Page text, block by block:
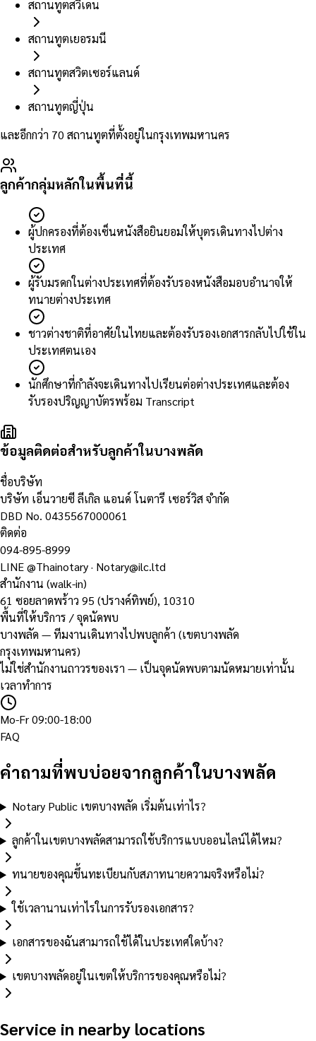
สถานทูตสวีเดน
สถานทูตเยอรมนี
สถานทูตสวิตเซอร์แลนด์
สถานทูตญี่ปุ่น
และอีกกว่า 70 สถานทูตที่ตั้งอยู่ในกรุงเทพมหานคร
ลูกค้ากลุ่มหลักในพื้นที่นี้
ผู้ปกครองที่ต้องเซ็นหนังสือยินยอมให้บุตรเดินทางไปต่าง
ประเทศ
ผู้รับมรดกในต่างประเทศที่ต้องรับรองหนังสือมอบอำนาจให้
ทนายต่างประเทศ
ชาวต่างชาติที่อาศัยในไทยและต้องรับรองเอกสารกลับไปใช้ใน
ประเทศตนเอง
นักศึกษาที่กำลังจะเดินทางไปเรียนต่อต่างประเทศและต้อง
รับรองปริญญาบัตรพร้อม Transcript
ข้อมูลติดต่อสำหรับลูกค้าในบางพลัด
ชื่อบริษัท
บริษัท เอ็นวายซี ลีเกิล แอนด์ โนตารี เซอร์วิส จำกัด
DBD No. 0435567000061
ติดต่อ
094-895-8999
LINE@Thainotary· Notary@ilc.ltd
สำนักงาน (walk-in)
61 ซอยลาดพร้าว 95 (ปรางค์ทิพย์), 10310
พื้นที่ให้บริการ / จุดนัดพบ
บางพลัด — ทีมงานเดินทางไปพบลูกค้า (เขตบางพลัด
กรุงเทพมหานคร)
ไม่ใช่สำนักงานถาวรของเรา — เป็นจุดนัดพบตามนัดหมายเท่านั้น
เวลาทำการ
Mo-Fr 09:00-18:00
FAQ
คำถามที่พบบ่อยจากลูกค้าในบางพลัด
Notary Public เขตบางพลัด เริ่มต้นเท่าไร?
ลูกค้าในเขตบางพลัดสามารถใช้บริการแบบออนไลน์ได้ไหม?
ทนายของคุณขึ้นทะเบียนกับสภาทนายความจริงหรือไม่?
ใช้เวลานานเท่าไรในการรับรองเอกสาร?
เอกสารของฉันสามารถใช้ได้ในประเทศใดบ้าง?
เขตบางพลัดอยู่ในเขตให้บริการของคุณหรือไม่?
Service in nearby locations